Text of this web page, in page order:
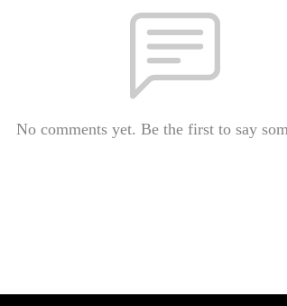
No comments yet. Be the first to say